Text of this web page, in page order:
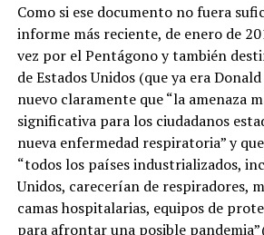
Como si ese documento no fuera
informe más reciente, de enero de
vez por el Pentágono y también
de Estados Unidos (que ya era
nuevo claramente que “la amenaza
significativa para los ciudadanos
nueva enfermedad respiratoria” y
“todos los países industrializados,
Unidos, carecerían de respiradores,
camas hospitalarias, equipos de
para afrontar una posible pandemia”